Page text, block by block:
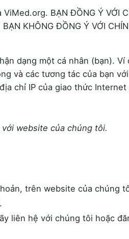
ViMed.org. BẠN ĐỒNG Ý VỚI
KHÔNG ĐỒNG Ý VỚI
dạng một cá nhân (bạn). Ví
và các tương tác của bạn
chỉ IP của giao thức Internet
website của chúng tôi.
trên website của chúng
liên hệ với chúng tôi hoặc